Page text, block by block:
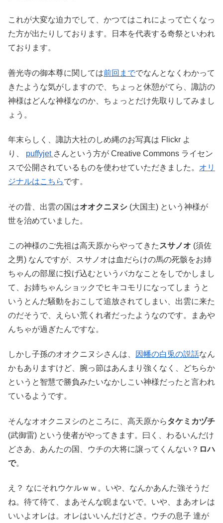
これが大変な迫力でして、かつてはこれによって亡くなっ
た方が出たりしております。日本を代表する奇祭といわれ
ております。
善光寺の御本尊に関しては前回まででなんとなくわかって
きたような気がしますので、ちょっと休憩がてら、諏訪の
神様はどんな神様なのか、ちょっとだけ先取りしてみまし
ょう。
年末らしく、諏訪大社のしめ縄のお写真は Flickr よ
り、 puffyjet さんという方が Creative Commons ライセン
スで公開されているものを使わせていただきました。 オリ
ジナルはこちらです。
その昔、出雲の国はオオクニヌシ (大国主) という神様が
世を治めていました。
この神様のご先祖は高天原からやってきた スサノオ (須佐
之男) なんですが、スサノオは血だらけの馬の死骸をお姉
ちゃんの部屋に投げ込むというバカなことをしでかしまし
て、お姉ちゃんショックでヒキコモリになってしま うと
いうとんだ騒動をおこして追放されてしまい、出雲に来た
のだそうで、えらい荒くれ者だったようなのです。まあや
んちゃが過ぎたんですな。
しかし子孫のオオクニヌシさんは、 因幡の白兎の説話なん
かもありますけど、腕っ節はあんまり強くなく、どちらか
というと智慧で勝負みたいなかしこい神様だったと言われ
ているようです。
そんなオオクニヌシのところに、高天原からタケミカヅチ
(武御雷) という使者がやってきます。曰く、わるいんだけ
どさあ、あんたの国、ウチの大将に譲ってくんない？ ロハ
で。
え？ なにそれウケルｗｗ。いや、なんかあんた強そうだ
ね。待て待て、まあそんな睨まないで。いや、まあオレは
いいよオレは。オレはいいんだけどさ。ウチの息子 達が